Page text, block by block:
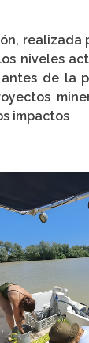
realizada
niveles
de la
impactos